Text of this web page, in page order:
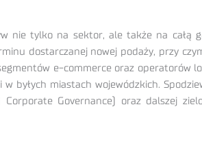
nie tylko na sektor, ale także na całą
dostarczanej nowej podaży, przy
e-commerce oraz operatorów
byłych miastach wojewódzkich.
Governance) oraz dalszej